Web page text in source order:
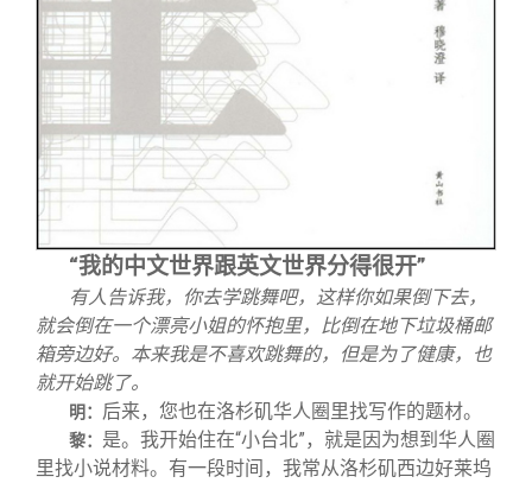
“我的中文世界跟英文世界分得很开”
有人告诉我，你去学跳舞吧，这样你如果倒下去，
就会倒在一个漂亮小姐的怀抱里，比倒在地下垃圾桶邮
箱旁边好。本来我是不喜欢跳舞的，但是为了健康，也
就开始跳了。
明： 后来，您也在洛杉矶华人圈里找写作的题材。
黎： 是。我开始住在“小台北”，就是因为想到华人圈
里找小说材料。有一段时间，我常从洛杉矶西边好莱坞